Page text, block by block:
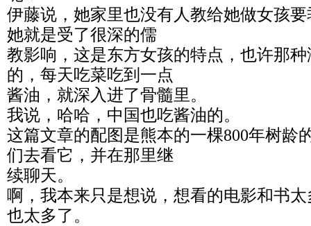
伊藤说，她家里也没有人教给她做女孩
她就是受了很深的儒
教影响，这是东方女孩的特点，也许那
的，每天吃菜吃到一点
酱油，就深入进了骨髓里。
我说，哈哈，中国也吃酱油的。
这篇文章的配图是熊本的一棵800年树龄
们去看它，并在那里继
续聊天。
啊，我本来只是想说，想看的电影和书
也太多了。